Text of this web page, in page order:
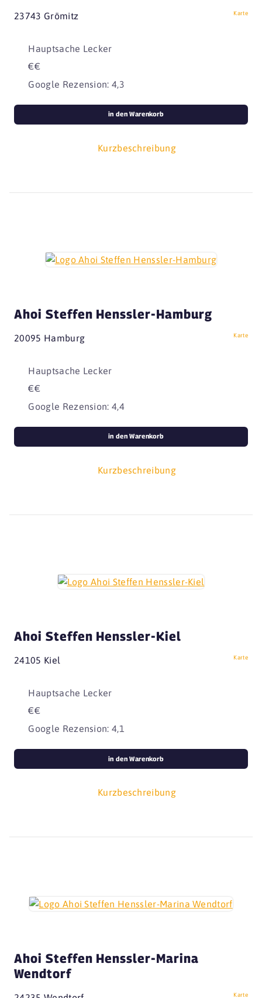
23743 Grömitz Karte
Hauptsache Lecker
€€
Google Rezension: 4,3
Kurzbeschreibung
in den Warenkorb
Ahoi Steffen Henssler-Hamburg
20095 Hamburg Karte
Hauptsache Lecker
€€
Google Rezension: 4,4
Kurzbeschreibung
in den Warenkorb
Ahoi Steffen Henssler-Kiel
24105 Kiel Karte
Hauptsache Lecker
€€
Google Rezension: 4,1
Kurzbeschreibung
in den Warenkorb
Ahoi Steffen Henssler-Marina
Wendtorf
Karte